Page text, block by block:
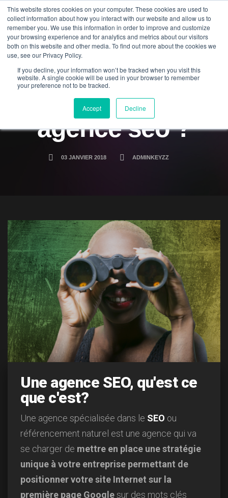
This website stores cookies on your computer. These cookies are used to
collect information about how you interact with our website and allow us to
remember you. We use this information in order to improve and customize
your browsing experience and for analytics and metrics about our visitors
both on this website and other media. To find out more about the cookies we
use, see our Privacy Policy.
If you decline, your information won’t be tracked when you visit this
website. A single cookie will be used in your browser to remember
your preference not to be tracked.
Accept Decline
pourquoi faire
appel à une
agence seo ?
03 JANVIER 2018 ADMINKEYZZ
Une agence SEO, qu'est ce
que c'est?
Une agence spécialisée dans le SEO ou
référencement naturel est une agence qui va
se charger de mettre en place une stratégie
unique à votre entreprise permettant de
positionner votre site Internet sur la
première page Googlesur des mots clés